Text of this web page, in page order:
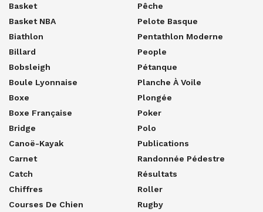
Basket
Basket NBA
Biathlon
Billard
Bobsleigh
Boule Lyonnaise
Boxe
Boxe Française
Bridge
Canoë-Kayak
Carnet
Catch
Chiffres
Courses De Chien
Pêche
Pelote Basque
Pentathlon Moderne
People
Pétanque
Planche À Voile
Plongée
Poker
Polo
Publications
Randonnée Pédestre
Résultats
Roller
Rugby